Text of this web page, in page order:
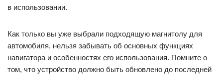
в использовании.
Как только вы уже выбрали подходящую магнитолу для
автомобиля, нельзя забывать об основных функциях
навигатора и особенностях его использования. Помните о
том, что устройство должно быть обновлено до последней